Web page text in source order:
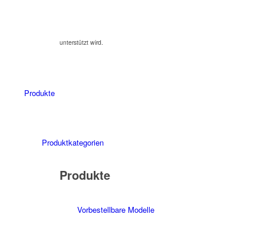
unterstützt wird.
Produkte
Produktkategorien
Produkte
Vorbestellbare Modelle